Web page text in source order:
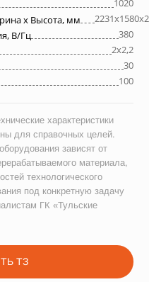
1020
х Высота, мм
В/Гц
380
2х2,2
30
100
характеристики
для справочных целей.
зависят от
материала,
технологического
под конкретную задачу
ГК «Тульские
ТЗ